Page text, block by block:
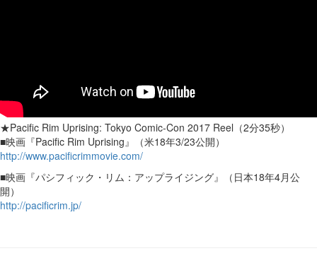
★Pacific Rim Uprising: Tokyo Comic-Con 2017 Reel（2分35秒）
■映画『Pacific Rim Uprising』（米18年3/23公開）
http://www.pacificrimmovie.com/
■映画『パシフィック・リム：アップライジング』（日本18年4月公
開）
http://pacificrim.jp/